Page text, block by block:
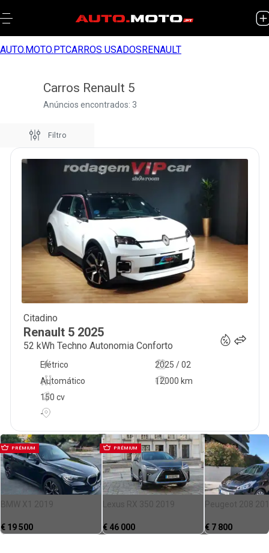
AUTO.MOTO.PTCARROS USADOSRENAULT
Carros Renault 5
Anúncios encontrados: 3
Filtro
Citadino
Renault 5 2025
52 kWh Techno Autonomia Conforto
2025 / 02
Automático
12000 km
150 cv
Elétrico
-
PRÉMIUM
BMW X1 2019
€ 19 500
PRÉMIUM
Lexus RX 350 2019
€ 46 000
Peugeot 208
€ 7 800